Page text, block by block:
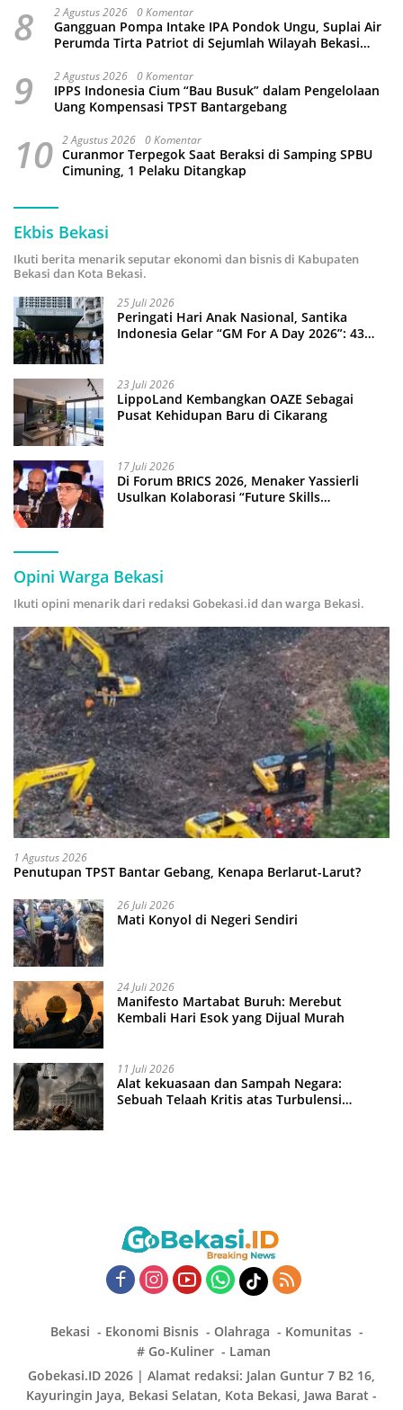
8 2 Agustus 2026 0 Komentar
Gangguan Pompa Intake IPA Pondok Ungu, Suplai Air
Perumda Tirta Patriot di Sejumlah Wilayah Bekasi
9 2 Agustus 2026 0 Komentar
IPPS Indonesia Cium “Bau Busuk” dalam Pengelolaan
Uang Kompensasi TPST Bantargebang
10 2 Agustus 2026 0 Komentar
Curanmor Terpegok Saat Beraksi di Samping SPBU
Cimuning, 1 Pelaku Ditangkap
Ekbis Bekasi
Ikuti berita menarik seputar ekonomi dan bisnis di Kabupaten
Bekasi dan Kota Bekasi.
25 Juli 2026
Peringati Hari Anak Nasional, Santika
Indonesia Gelar “GM For A Day 2026”: 43
23 Juli 2026
LippoLand Kembangkan OAZE Sebagai
Pusat Kehidupan Baru di Cikarang
17 Juli 2026
Di Forum BRICS 2026, Menaker Yassierli
Usulkan Kolaborasi “Future Skills
Opini Warga Bekasi
Ikuti opini menarik dari redaksi Gobekasi.id dan warga Bekasi.
1 Agustus 2026
Penutupan TPST Bantar Gebang, Kenapa Berlarut-Larut?
26 Juli 2026
Mati Konyol di Negeri Sendiri
24 Juli 2026
Manifesto Martabat Buruh: Merebut
Kembali Hari Esok yang Dijual Murah
11 Juli 2026
Alat kekuasaan dan Sampah Negara:
Sebuah Telaah Kritis atas Turbulensi
Bekasi Ekonomi Bisnis Olahraga
Komunitas
# Go-Kuliner
Laman
Gobekasi.ID 2026 | Alamat redaksi: Jalan Guntur 7 B2 16,
Kayuringin Jaya, Bekasi Selatan, Kota Bekasi, Jawa Barat -